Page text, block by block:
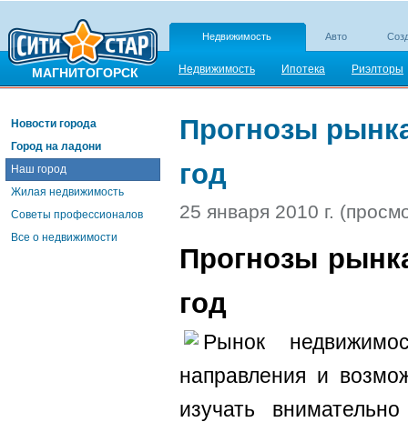
МАГНИТОГОРСК
Недвижимость Авто
Недвижимость Ипотека Риэлторы
Новости города
Город на ладони
Наш город
Жилая недвижимость
Советы профессионалов
Все о недвижимости
Прогнозы
год
25 января 2010 г.
Прогнозы
год
Рынок
направления и
изучать